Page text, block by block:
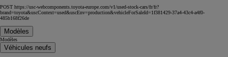
POST https://usc-webcomponents.toyota-europe.com/v1/used-stock-cars/fr/fr?
brand=toyota&uscContext=used&uscEnv=production&vehicleForSaleId=1f381429-37a4-43c4-a4f0-
485b168f26de
Modèles
Modèles
Véhicules neufs